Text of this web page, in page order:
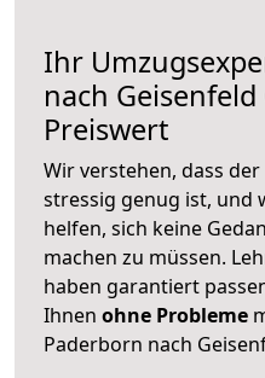
Ihr
nach Geisenfeld
Preiswert
Wir verstehen, dass
stressig genug ist, und
helfen, sich keine
machen zu müssen.
haben garantiert
Ihnen ohne Probleme
Paderborn nach